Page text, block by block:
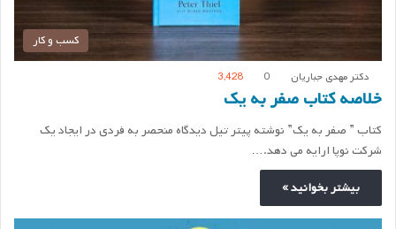
کسب و کار
دکتر مهدی جباریان 0
3,428
خلاصه کتاب صفر به یک
کتاب ” صفر به یک” نوشته پیتر تیل دیدگاه منحصر به فردی در ایجاد یک
شرکت نوپا ارایه می دهد.…
بیشتر بخوانید »